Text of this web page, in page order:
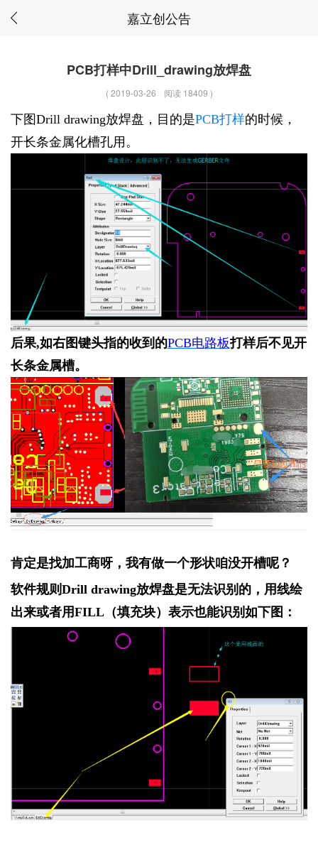
嘉立创公告
PCB打样中Drill_drawing放焊盘
(2019-03-26 阅读 18409 )
下图 Drill drawing放焊盘，目的是PCB打样的时候，
开长条金属化槽孔用。
后果,如右图键头指的收到的PCB电路板打样后不见开
长条金属槽。
肯定是找加工商呀，我有做一个形状咱没开槽呢？
软件规则 Drill drawing放焊盘是无法识别的，用线绘
出来或者用FILL（填充块）表示也能识别如下图：